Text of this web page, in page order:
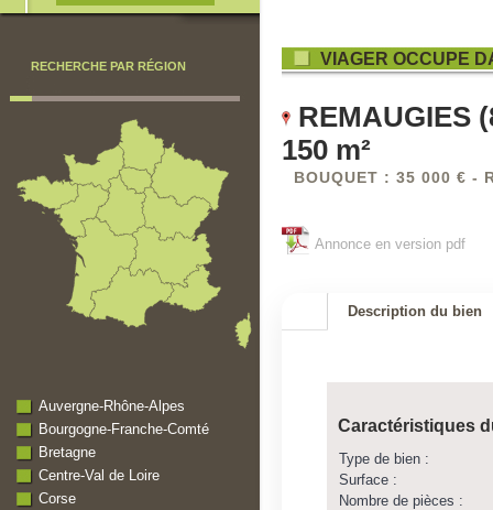
RECHERCHE PAR RÉGION
Auvergne-Rhône-Alpes
Bourgogne-Franche-Comté
Bretagne
Centre-Val de Loire
Corse
VIAGER OCCUPE
REMAUGIES
150 m²
BOUQUET : 35 000 € -
Annonce en version pdf
Description du bien
Caractéristiques
Type de bien :
Surface :
Nombre de pièces :